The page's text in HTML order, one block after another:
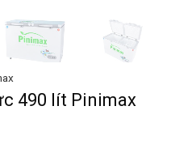
490 lít Pinimax